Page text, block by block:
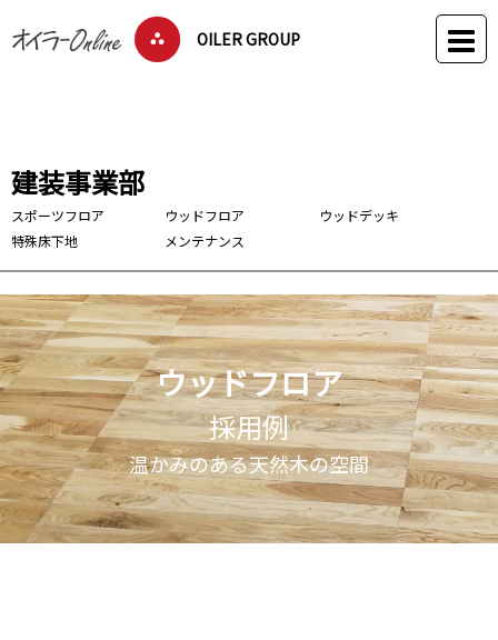
OILER GROUP
建装事業部
スポーツフロア ウッドフロア
ウッドデッキ
特殊床下地
メンテナンス
ウッドフロア
採用例
温かみのある天然木の空間